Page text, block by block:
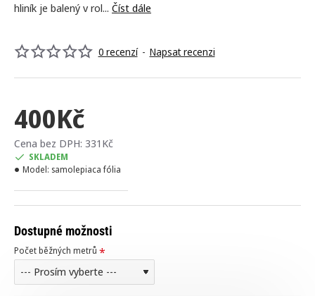
hliník je balený v rol... Číst dále
0 recenzí - Napsat recenzi
400Kč
Cena bez DPH: 331Kč
SKLADEM
Model: samolepiaca fólia
Dostupné možnosti
Počet běžných metrů